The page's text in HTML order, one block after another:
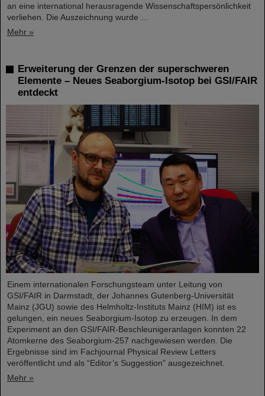
an eine international herausragende Wissenschaftspersönlichkeit
verliehen. Die Auszeichnung wurde ...
Mehr »
Erweiterung der Grenzen der superschweren
Elemente – Neues Seaborgium-Isotop bei GSI/FAIR
entdeckt
Einem internationalen Forschungsteam unter Leitung von
GSI/FAIR in Darmstadt, der Johannes Gutenberg-Universität
Mainz (JGU) sowie des Helmholtz-Instituts Mainz (HIM) ist es
gelungen, ein neues Seaborgium-Isotop zu erzeugen. In dem
Experiment an den GSI/FAIR-Beschleunigeranlagen konnten 22
Atomkerne des Seaborgium-257 nachgewiesen werden. Die
Ergebnisse sind im Fachjournal Physical Review Letters
veröffentlicht und als “Editor’s Suggestion” ausgezeichnet.
Mehr »